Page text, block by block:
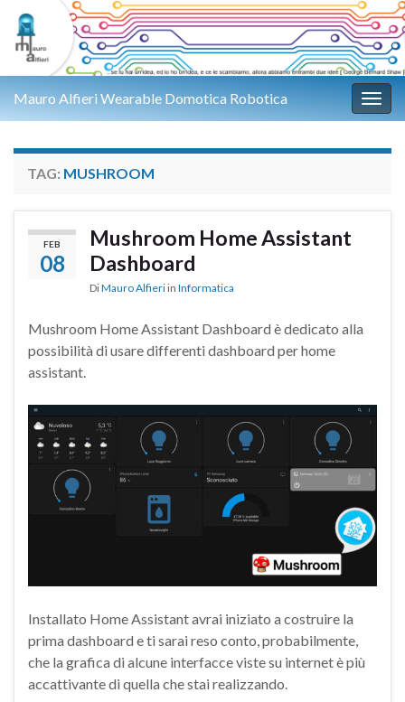
Mauro Alfieri Wearable Domotica Robotica
TAG: MUSHROOM
FEB
08
Mushroom Home Assistant
Dashboard
DiMauro Alfieri in Informatica
Mushroom Home Assistant Dashboard è dedicato alla
possibilità di usare differenti dashboard per home
assistant.
Installato Home Assistant avrai iniziato a costruire la
prima dashboard e ti sarai reso conto, probabilmente,
che la grafica di alcune interfacce viste su internet è più
accattivante di quella che stai realizzando.